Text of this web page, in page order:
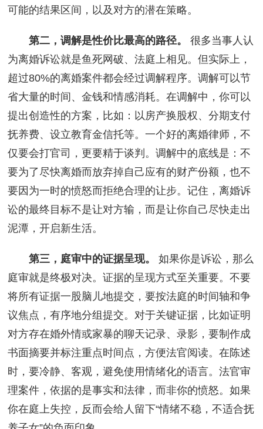
可能的结果区间，以及对方的潜在策略。
第二，调解是性价比最高的路径。
很多当事人认
为离婚诉讼就是鱼死网破、法庭上相见。但实际上，
超过80%的离婚案件都会经过调解程序。调解可以节
省大量的时间、金钱和情感消耗。在调解中，你可以
提出创造性的方案，比如：以房产换股权、分期支付
抚养费、设立教育金信托等。一个好的离婚律师，不
仅要会打官司，更要精于谈判。调解中的底线是：不
要为了尽快离婚而放弃掉自己应有的财产份额，也不
要因为一时的愤怒而拒绝合理的让步。记住，离婚诉
讼的最终目标不是让对方输，而是让你自己尽快走出
泥潭，开启新生活。
第三，庭审中的证据呈现。
如果你是诉讼，那么
庭审就是终极对决。证据的呈现方式至关重要。不要
将所有证据一股脑儿地提交，要按法庭的时间轴和争
议焦点，有序地分组提交。对于关键证据，比如证明
对方存在婚外情或家暴的聊天记录、录影，要制作成
书面摘要并标注重点时间点，方便法官阅读。在陈述
时，要冷静、客观，避免使用情绪化的语言。法官审
理案件，依据的是事实和法律，而非你的愤怒。如果
你在庭上失控，反而会给人留下“情绪不稳，不适合抚